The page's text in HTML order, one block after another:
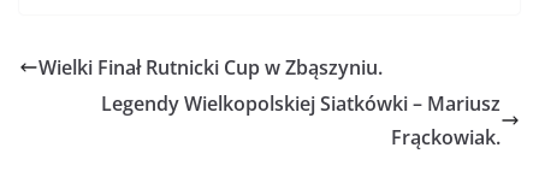
Wielki Finał Rutnicki Cup w Zbąszyniu.
Legendy Wielkopolskiej Siatkówki – Mariusz
Frąckowiak.